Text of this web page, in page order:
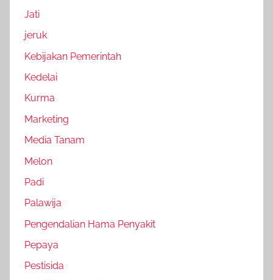
Jati
jeruk
Kebijakan Pemerintah
Kedelai
Kurma
Marketing
Media Tanam
Melon
Padi
Palawija
Pengendalian Hama Penyakit
Pepaya
Pestisida